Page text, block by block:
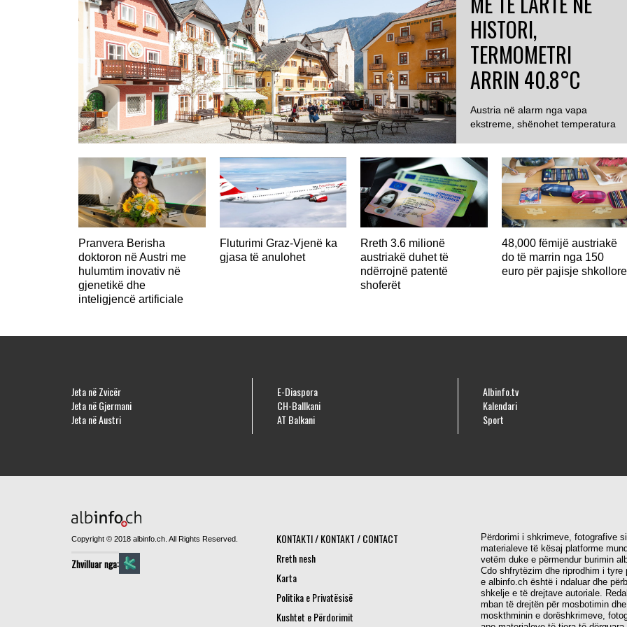
HISTORI,
TERMOMETRI
ARRIN 40.8°C
Austria në alarm nga vapa
ekstreme, shënohet temperatura
AUSTRI
Pranvera Berisha
doktoron në Austri me
hulumtim inovativ në
gjenetikë dhe
inteligjencë artificiale
Fluturimi Graz-Vjenë ka
gjasa të anulohet
Rreth 3.6 milionë
austriakë duhet të
ndërrojnë patentë
shoferët
48,000 fëmijë austriakë
do të marrin nga 150
euro për pajisje shkollore
Jeta në Zvicër
Jeta në Gjermani
Jeta në Austri
E-Diaspora
CH-Ballkani
AT Balkani
Albinfo.tv
Kalendari
Sport
Copyright © 2018 albinfo.ch. All Rights Reserved.
Zhvilluar nga:
KONTAKTI / KONTAKT / CONTACT
Rreth nesh
Karta
Politika e Privatësisë
Kushtet e Përdorimit
Përdorimi i shkrimeve, fotografive
materialeve të kësaj platforme
vetëm duke e përmendur burimin
Cdo shfrytëzim dhe riprodhim i tyre
e albinfo.ch është i ndaluar dhe
shkelje e të drejtave autoriale.
mban të drejtën për mosbotimin dhe
moskthminin e dorëshkrimeve,